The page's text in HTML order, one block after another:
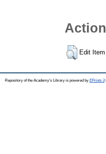
Edit Item
Repository of the Academy's Library is powered by EPrints 3